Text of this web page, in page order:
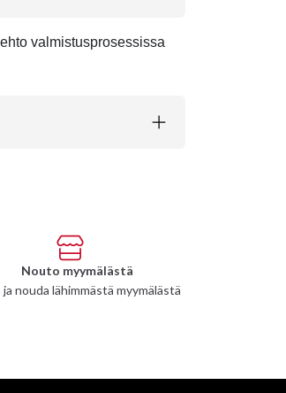
valmistusprosessissa
Nouto myymälästä
ja nouda lähimmästä myymälästä